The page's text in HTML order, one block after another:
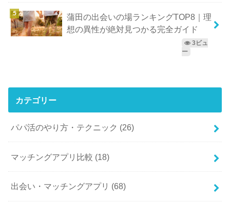
蒲田の出会いの場ランキングTOP8｜理
想の異性が絶対見つかる完全ガイド
3ビュ
ー
カテゴリー
パパ活のやり方・テクニック (26)
マッチングアプリ比較 (18)
出会い・マッチングアプリ (68)